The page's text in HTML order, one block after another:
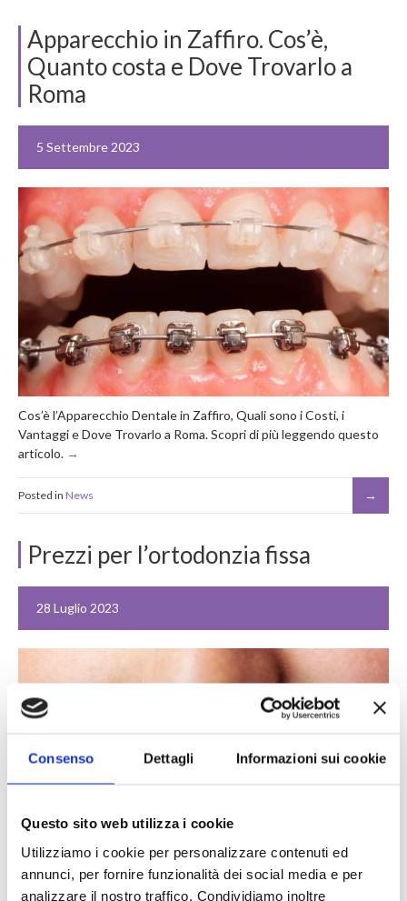
Consenso Dettagli Informazioni sui cookie
Questo sito web utilizza i cookie
Utilizziamo i cookie per personalizzare contenuti ed
annunci, per fornire funzionalità dei social media e per
analizzare il nostro traffico. Condividiamo inoltre
Apparecchio in Zaffiro. Cos’è,
Quanto costa e Dove Trovarlo a
Roma
5 Settembre 2023
Cos’è l’Apparecchio Dentale in Zaffiro, Quali sono i Costi, i
Vantaggi e Dove Trovarlo a Roma. Scopri di più leggendo questo
articolo.
Posted in News
Prezzi per l’ortodonzia fissa
28 Luglio 2023
Quanto Costa l’Ortodonzia Fissa? Cosa è, Quali Sono i Prezzi per
Ciascun Tipo di Apparecchio Dentale Fisso. Scopri di più